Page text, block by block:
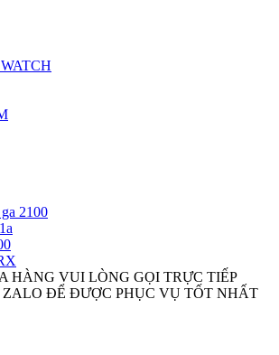
HÀNG VUI LÒNG GỌI TRỰC TIẾP
ĐỂ ĐƯỢC PHỤC VỤ TỐT NHẤT